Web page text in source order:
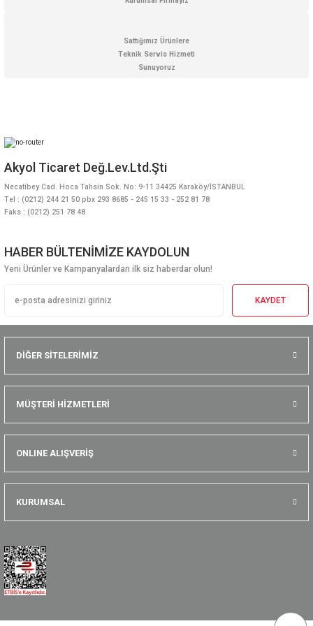
Sattığımız Ürünlere
Teknik Servis Hizmeti
Sunuyoruz
Akyol Ticaret Değ.Lev.Ltd.Şti
Necatibey Cad. Hoca Tahsin Sok. No: 9-11 34425 Karaköy/İSTANBUL
Tel : (0212) 244 21 50 pbx 293 8685 - 245 15 33 - 252 81 78
Faks : (0212) 251 78 48
HABER BÜLTENİMİZE KAYDOLUN
Yeni Ürünler ve Kampanyalardan ilk siz haberdar olun!
KAYDET
DİĞER SİTELERİMİZ
MÜŞTERİ HİZMETLERİ
ONLINE ALIŞVERİŞ
KURUMSAL